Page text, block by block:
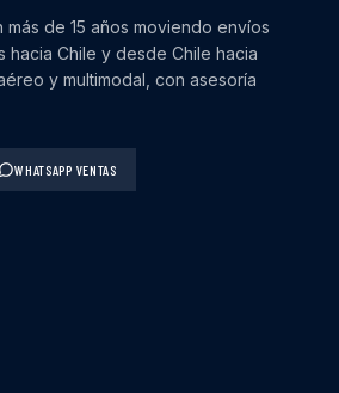
de 15 años moviendo envíos
hacia Chile y desde Chile hacia
y multimodal, con asesoría
WHATSAPP VENTAS